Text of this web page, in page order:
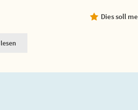
Dies soll